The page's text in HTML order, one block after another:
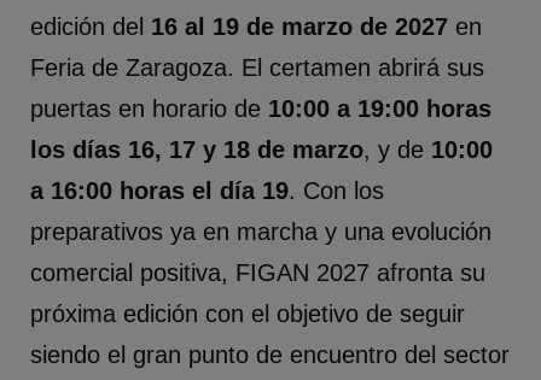
edición del 16 al 19 de marzo de 2027 en
Feria de Zaragoza. El certamen abrirá sus
puertas en horario de 10:00 a 19:00 horas
los días 16, 17 y 18 de marzo, y de 10:00
a 16:00 horas el día 19. Con los
preparativos ya en marcha y una evolución
comercial positiva, FIGAN 2027 afronta su
próxima edición con el objetivo de seguir
siendo el gran punto de encuentro del sector